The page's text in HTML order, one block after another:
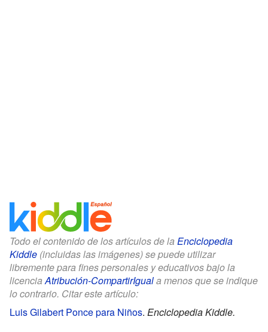
Todo el contenido de los artículos de la Enciclopedia
Kiddle (incluidas las imágenes) se puede utilizar
libremente para fines personales y educativos bajo la
licenciaAtribución-CompartirIguala menos que se indique
lo contrario. Citar este artículo:
Luis Gilabert Ponce para Niños. Enciclopedia Kiddle.